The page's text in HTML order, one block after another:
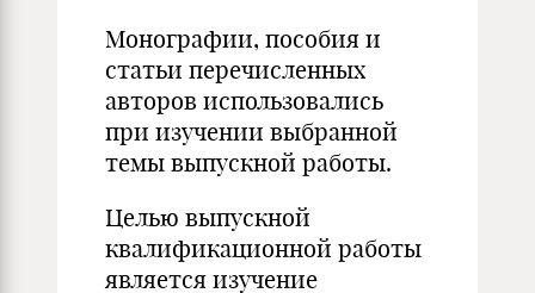
Монографии, пособия и
статьи перечисленных
авторов использовались
при изучении выбранной
темы выпускной работы.
Целью выпускной
квалификационной работы
является изучение